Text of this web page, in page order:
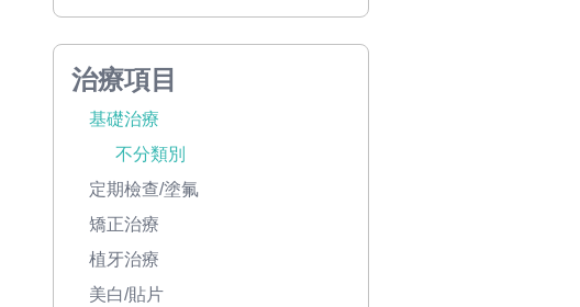
治療項目
基礎治療
不分類別
定期檢查/塗氟
矯正治療
植牙治療
美白/貼片